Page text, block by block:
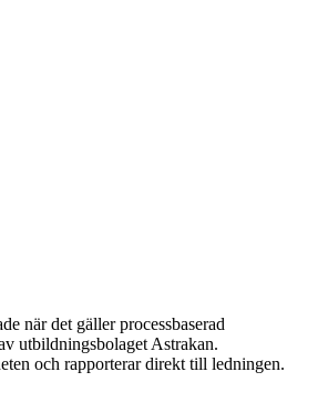
när det gäller processbaserad
utbildningsbolaget Astrakan.
och rapporterar direkt till ledningen.